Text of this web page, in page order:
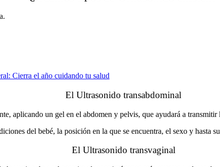
Cierra el año cuidando tu salud
El Ultrasonido transabdominal
aplicando un gel en el abdomen y pelvis, que ayudará a transmitir
del bebé, la posición en la que se encuentra, el sexo y hasta
El Ultrasonido transvaginal